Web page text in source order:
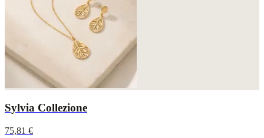
Sylvia Collezione
75,81 €